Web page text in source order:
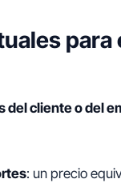
del cliente o del
: un precio